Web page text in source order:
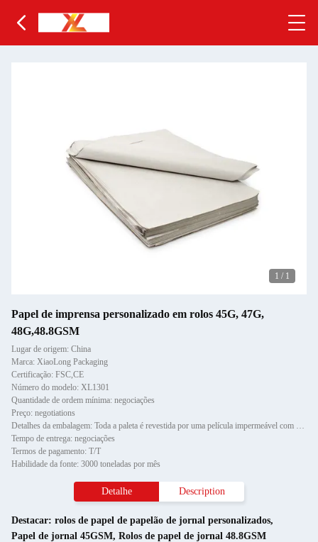
1 / 1
Papel de imprensa personalizado em rolos 45G, 47G,
48G,48.8GSM
Lugar de origem: China
Marca: XiaoLong Packaging
Certificação: FSC,CE
Número do modelo: XL1301
Quantidade de ordem mínima: negociações
Preço: negotiations
Detalhes da embalagem: Toda a paleta é revestida por uma película impermeável com protetor de canto de papel e fixada por d
Tempo de entrega: negociações
Termos de pagamento: T/T
Habilidade da fonte: 3000 toneladas por mês
Detalhe Description
Destacar: rolos de papel de papelão de jornal personalizados,
Papel de jornal 45GSM, Rolos de papel de jornal 48.8GSM